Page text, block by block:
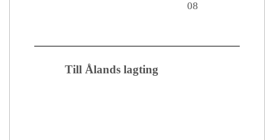
08
Till Ålands lagting